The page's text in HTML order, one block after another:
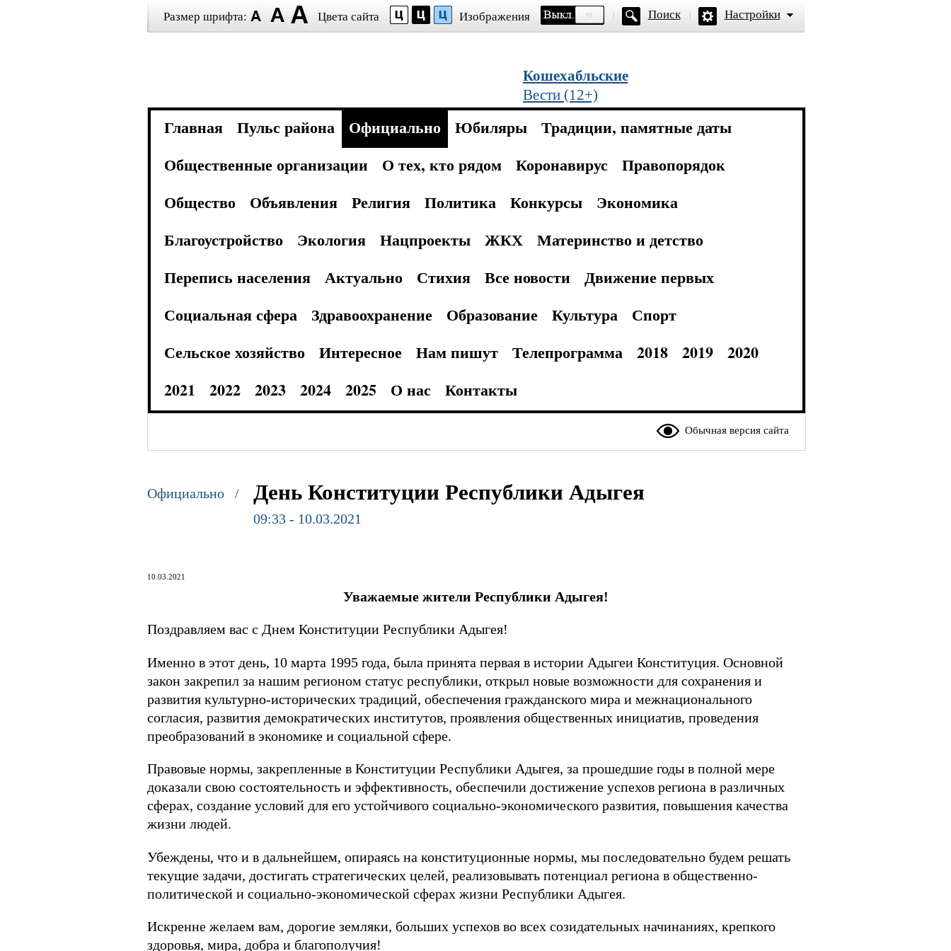
Размер шрифта: Цвета сайта Изображения Поиск Настройки
Кошехабльские
Вести (12+)
Главная Пульс района Официально Юбиляры
Традиции, памятные даты
Общественные организации
О тех, кто рядом Коронавирус
Правопорядок
Общество
Объявления Религия Политика Конкурсы
Экономика
Благоустройство
Экология Нацпроекты ЖКХ
Материнство и детство
Перепись населения
Актуально Стихия Все новости
Движение первых
Социальная сфера
Здравоохранение Образование Культура
Спорт
Сельское хозяйство
Интересное Нам пишут Телепрограмма 2018 2019
2020
2021
2022 2023 2024 2025 О нас Контакты
Обычная версия сайта
Официально / День Конституции Республики Адыгея
09:33 - 10.03.2021
10.03.2021
Уважаемые жители Республики Адыгея!
Поздравляем вас с Днем Конституции Республики Адыгея!
Именно в этот день, 10 марта 1995 года, была принята первая в истории Адыгеи Конституция. Основной
закон закрепил за нашим регионом статус республики, открыл новые возможности для сохранения и
развития культурно-исторических традиций, обеспечения гражданского мира и межнационального
согласия, развития демократических институтов, проявления общественных инициатив, проведения
преобразований в экономике и социальной сфере.
Правовые нормы, закрепленные в Конституции Республики Адыгея, за прошедшие годы в полной мере
доказали свою состоятельность и эффективность, обеспечили достижение успехов региона в различных
сферах, создание условий для его устойчивого социально-экономического развития, повышения качества
жизни людей.
Убеждены, что и в дальнейшем, опираясь на конституционные нормы, мы последовательно будем решать
текущие задачи, достигать стратегических целей, реализовывать потенциал региона в общественно-
политической и социально-экономической сферах жизни Республики Адыгея.
Искренне желаем вам, дорогие земляки, больших успехов во всех созидательных начинаниях, крепкого
здоровья, мира, добра и благополучия!